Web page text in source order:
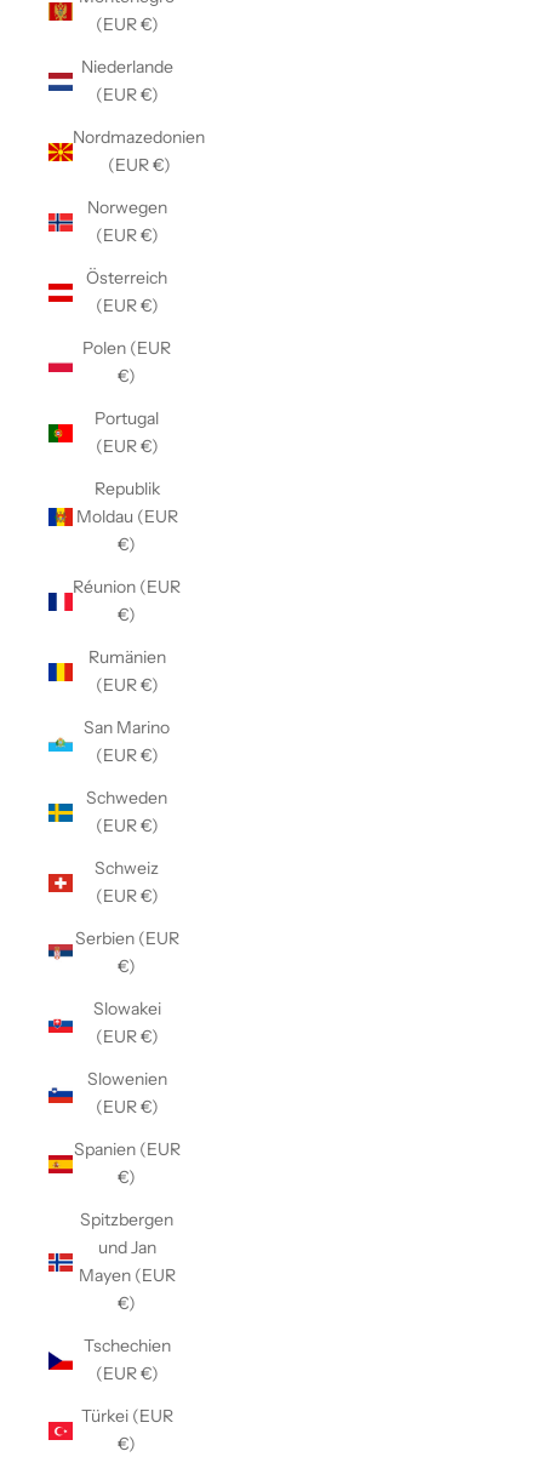
(EUR €)
Niederlande
(EUR €)
Nordmazedonien
(EUR €)
Norwegen
(EUR €)
Österreich
(EUR €)
Polen (EUR
€)
Portugal
(EUR €)
Republik
Moldau (EUR
€)
Réunion (EUR
€)
Rumänien
(EUR €)
San Marino
(EUR €)
Schweden
(EUR €)
Schweiz
(EUR €)
Serbien (EUR
€)
Slowakei
(EUR €)
Slowenien
(EUR €)
Spanien (EUR
€)
Spitzbergen
und Jan
Mayen (EUR
€)
Tschechien
(EUR €)
Türkei (EUR
€)